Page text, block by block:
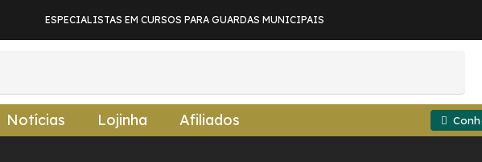
ESPECIALISTAS EM CURSOS PARA GUARDAS MUNICIPAIS
Notícias Lojinha Afiliados